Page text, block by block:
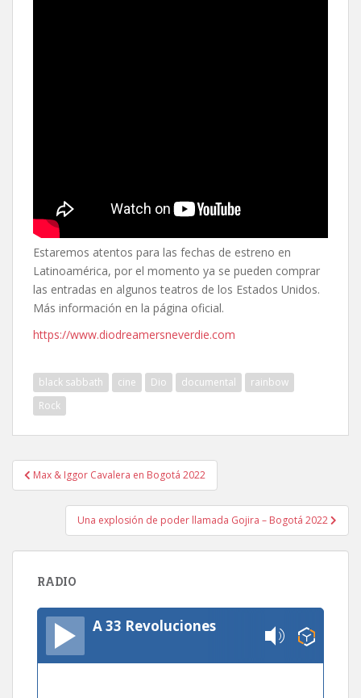
Estaremos atentos para las fechas de estreno en
Latinoamérica, por el momento ya se pueden comprar
las entradas en algunos teatros de los Estados Unidos.
Más información en la página oficial.
https://www.diodreamersneverdie.com
black sabbath cine Dio documental
rainbow
Rock
Navegación
de
entradas
Max & Iggor Cavalera en Bogotá 2022
Una explosión de poder llamada Gojira – Bogotá 2022
RADIO
A 33 Revoluciones